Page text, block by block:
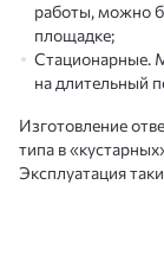
работы, можно
площадке;
Стационарные.
на длительный
Изготовление
типа в
Эксплуатация